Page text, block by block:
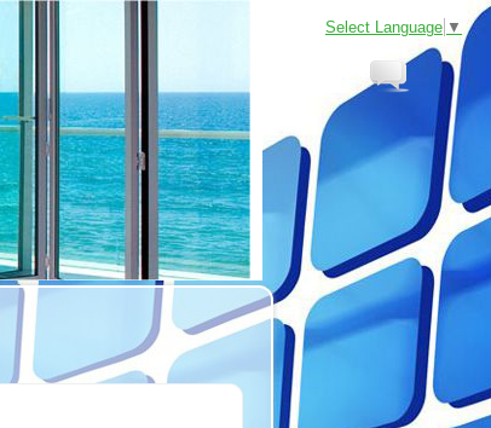
Select Language ▼